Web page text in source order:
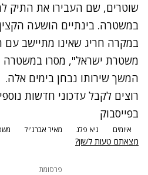
שוטרים, שם העבירו את התיק
במשטרה. בינתיים הושעה
במקרה חריג שאינו מתיישב עם
משטרת ישראל", מסרו במשטרה
המשך שירותו נבחן בימים אלה.
בפייסבוק
איומים גיא פלג מאיר אברג'יל
מצאתם טעות לשון?
פרסומת